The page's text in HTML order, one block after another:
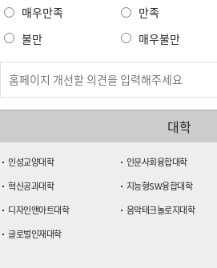
매우만족 만족
불만
매우불만
대학
인성교양대학 인문사회융합대학
혁신공과대학
지능형SW융합대학
디자인앤아트대학
음악테크놀로지대학
글로벌인재대학